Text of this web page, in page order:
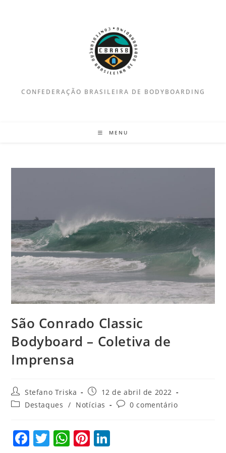
CONFEDERAÇÃO BRASILEIRA DE BODYBOARDING
MENU
São Conrado Classic
Bodyboard – Coletiva de
Imprensa
Autor
do
post:
Stefano Triska
Post
publicado:
12 de abril de 2022
Categoria
Destaques / Notícias
Comentários
0 comentário
F T W Pi